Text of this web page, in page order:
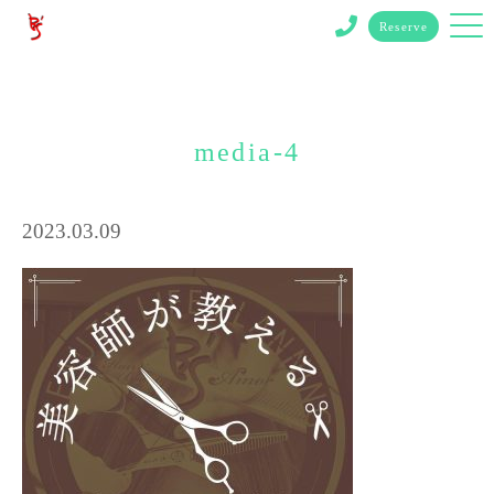
Reserve
media-4
2023.03.09